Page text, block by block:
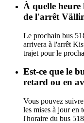
À quelle
de l'arrêt
Le prochain bus
arrivera à l'arrêt
trajet pour le
Est-ce que le
retard ou en
Vous pouvez
les mises à jour en
l'horaire du bus